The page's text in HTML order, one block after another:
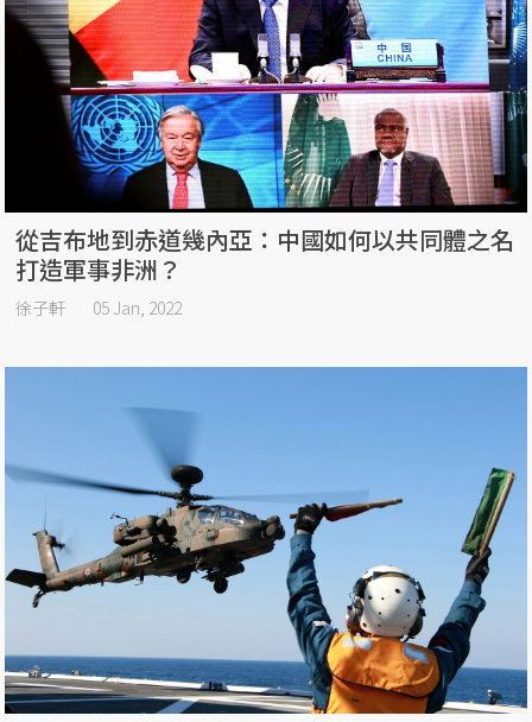
從吉布地到赤道幾內亞：中國如何以共同體之名
打造軍事非洲？
徐子軒 05 Jan, 2022